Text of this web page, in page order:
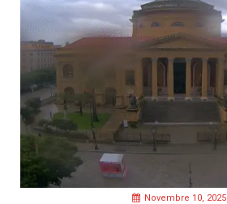
Novembre 10, 2025